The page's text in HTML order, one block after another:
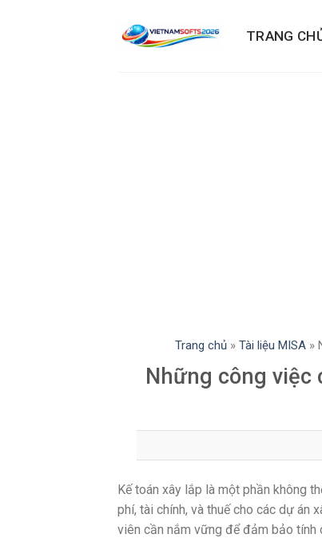
TRANG
Trang chủ» Tài liệu MISA»
Những công việc
Kế toán xây lắp là một phần không
phí, tài chính, và thuế cho các dự án
viên cần nắm vững để đảm bảo tính